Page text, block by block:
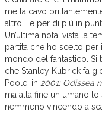
me la cavo
altro... e per di più in
Un’ultima nota: vista la
partita che ho scelto
mondo del fantastico. Si
che Stanley Kubrick fa
Poole, in 2001: Odissea
ma alla fine un umano lo
nemmeno vincendo a